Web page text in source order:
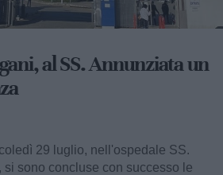
al SS. Annunziata un
29 luglio, nell'ospedale SS.
si sono concluse con successo le